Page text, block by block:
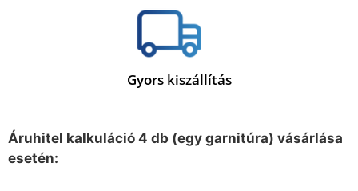
Gyors kiszállítás
Áruhitel kalkuláció 4 db (egy garnitúra) vásárlása
esetén: